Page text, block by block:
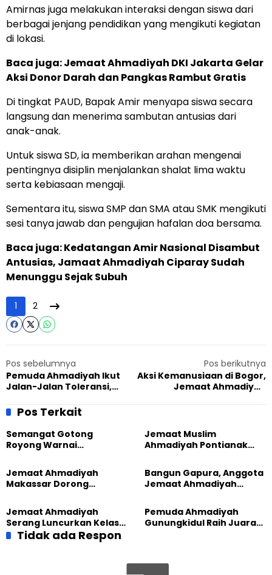
Amirnas juga melakukan interaksi dengan siswa dari
berbagai jenjang pendidikan yang mengikuti kegiatan
di lokasi.
Baca juga:Jemaat Ahmadiyah DKI Jakarta Gelar
Aksi Donor Darah dan Pangkas Rambut Gratis
Di tingkat PAUD, Bapak Amir menyapa siswa secara
langsung dan menerima sambutan antusias dari
anak-anak.
Untuk siswa SD, ia memberikan arahan mengenai
pentingnya disiplin menjalankan shalat lima waktu
serta kebiasaan mengaji.
Sementara itu, siswa SMP dan SMA atau SMK mengikuti
sesi tanya jawab dan pengujian hafalan doa bersama.
Baca juga:Kedatangan Amir Nasional Disambut
Antusias, Jamaat Ahmadiyah Ciparay Sudah
Menunggu Sejak Subuh
1 2
Pos sebelumnya
Pemuda Ahmadiyah Ikut
Jalan-Jalan Toleransi,
Agama
Pos berikutnya
Aksi Kemanusiaan di Bogor,
Jemaat Ahmadiyah
Darah
Pos Terkait
Semangat Gotong
Royong Warnai
Masjid di Jemaat
Ahmadiyah Sukapura
Jemaat Muslim
Ahmadiyah Pontianak
Jemaat Ahmadiyah
Makassar Dorong
Lewat Edukasi Ekoteologi
Bangun Gapura, Anggota
Jemaat Ahmadiyah
Sambut HUT RI ke-81
Jemaat Ahmadiyah
Serang Luncurkan Kelas
Tatar, Fokus Cetak
Pemuda Ahmadiyah
Gunungkidul Raih Juara
Tidak ada Respon